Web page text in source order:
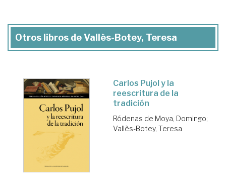
Otros libros de Vallès-Botey, Teresa
Carlos Pujol y la
reescritura de la
tradición
Ródenas de Moya, Domingo;
Vallès-Botey, Teresa